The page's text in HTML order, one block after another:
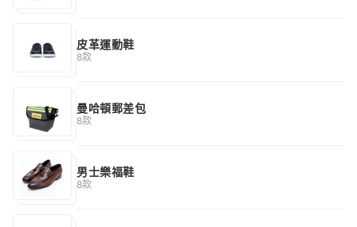
皮革運動鞋
8款
曼哈頓郵差包
8款
男士樂福鞋
8款